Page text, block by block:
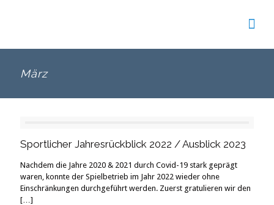
März
Sportlicher Jahresrückblick 2022 / Ausblick 2023
Nachdem die Jahre 2020 & 2021 durch Covid-19 stark geprägt
waren, konnte der Spielbetrieb im Jahr 2022 wieder ohne
Einschränkungen durchgeführt werden. Zuerst gratulieren wir den
[…]